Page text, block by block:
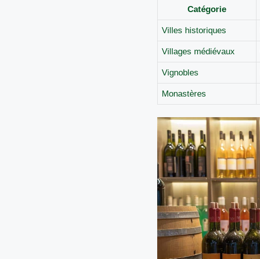
Catégorie
Villes historiques
Villages médiévaux
Vignobles
Monastères